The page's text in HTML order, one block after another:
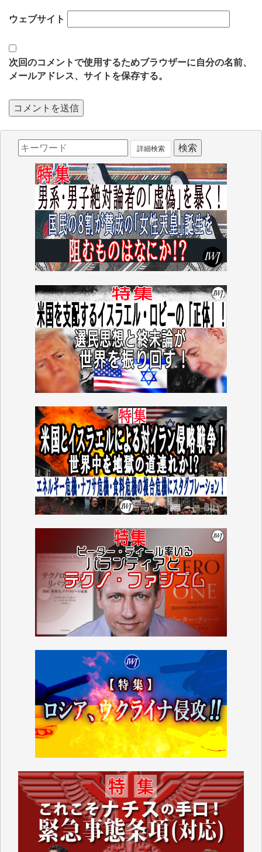
ウェブサイト
次回のコメントで使用するためブラウザーに自分の名前、
メールアドレス、サイトを保存する。
詳細検索